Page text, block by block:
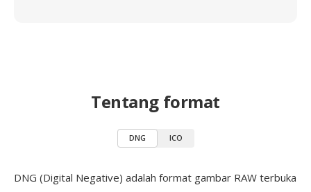
Tentang format
DNG ICO
DNG (Digital Negative) adalah format gambar RAW terbuka